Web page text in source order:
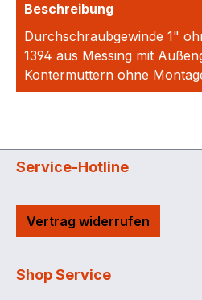
Beschreibung
Durchschraubgewinde 1"
1394 aus Messing mit
Kontermuttern ohne
Service-Hotline
Vertrag widerrufen
Shop Service